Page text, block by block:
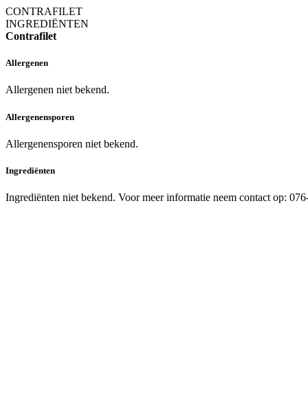
CONTRAFILET
INGREDIËNTEN
Contrafilet
Allergenen
Allergenen niet bekend.
Allergenensporen
Allergenensporen niet bekend.
Ingrediënten
Ingrediënten niet bekend. Voor meer informatie neem contact op: